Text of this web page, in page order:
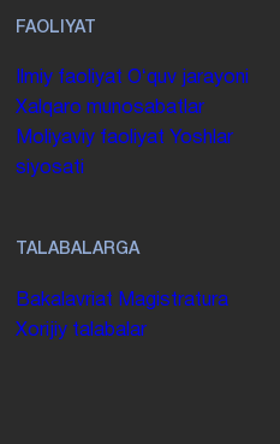
FAOLIYAT
Ilmiy faoliyat Oʻquv jarayoni
Xalqaro munosabatlar
Moliyaviy faoliyat Yoshlar
siyosati
TALABALARGA
Bakalavriat Magistratura
Xorijiy talabalar